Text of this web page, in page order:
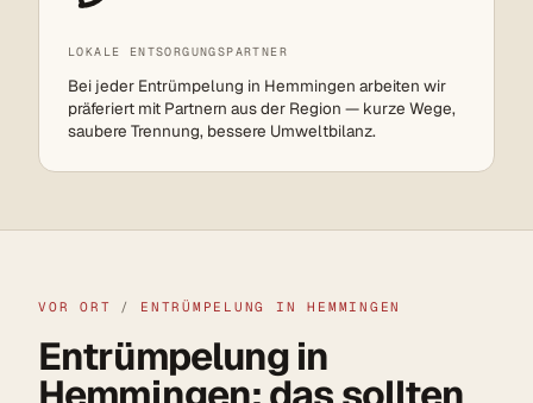
LOKALE ENTSORGUNGSPARTNER
Bei jeder Entrümpelung in Hemmingen arbeiten wir
präferiert mit Partnern aus der Region — kurze Wege,
saubere Trennung, bessere Umweltbilanz.
VOR ORT / ENTRÜMPELUNG IN HEMMINGEN
Entrümpelung in